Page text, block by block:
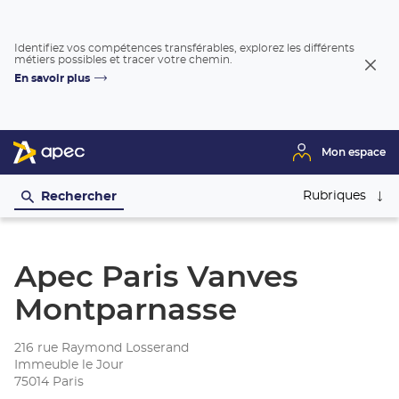
Identifiez vos compétences transférables, explorez les différents
métiers possibles et tracer votre chemin.
En savoir plus
Mon espace
Rechercher Rubriques
Apec Paris Vanves
Montparnasse
216 rue Raymond Losserand
Immeuble le Jour
75014 Paris